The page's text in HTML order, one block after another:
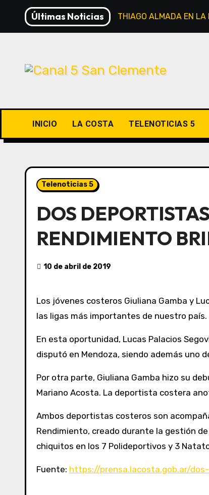
contenido
Últimas Noticias
RIVER INSCRIBIÓ A THIAGO ALMADA EN
INICIO LA COSTA TELENOTICIAS 5
Telenoticias 5
DOS
RENDIMIENTO
10 de abril de 2019
Los jóvenes costeros Giuliana Gamba y Lucas Palacios Segovia tuvieron un gran fin de semana deportivo como jugadores de handball en equipos de
las ligas más importantes de nuestro país.
En esta oportunidad, Lucas Palacios
disputó en Mendoza, siendo además uno
Por otra parte, Giuliana Gamba hizo su
Mariano Acosta. La deportista costera
Ambos deportistas costeros son
Rendimiento, creado durante la gestión
chiquitos en los 7 Polideportivos y 3
Fuente: https://prensa.lacosta.gob.ar/